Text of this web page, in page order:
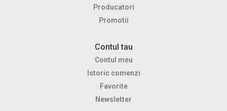
Producatori
Promotii
Contul tau
Contul meu
Istoric comenzi
Favorite
Newsletter